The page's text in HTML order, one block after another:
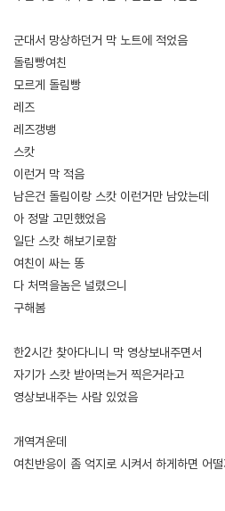
군대서 망상하던거 막 노트에 적었음
돌림빵여친
모르게 돌림빵
레즈
레즈갱뱅
스캇
이런거 막 적음
남은건 돌림이랑 스캇 이런거만 남았는데
아 정말 고민했었음
일단 스캇 해보기로함
여친이 싸는 똥
다 처먹을놈은 널렸으니
구해봄
한2시간 찾아다니니 막 영상보내주면서
자기가 스캇 받아먹는거 찍은거라고
영상보내주는 사람 있었음
개역겨운데
여친반응이 좀 억지로 시켜서 하게하면 어